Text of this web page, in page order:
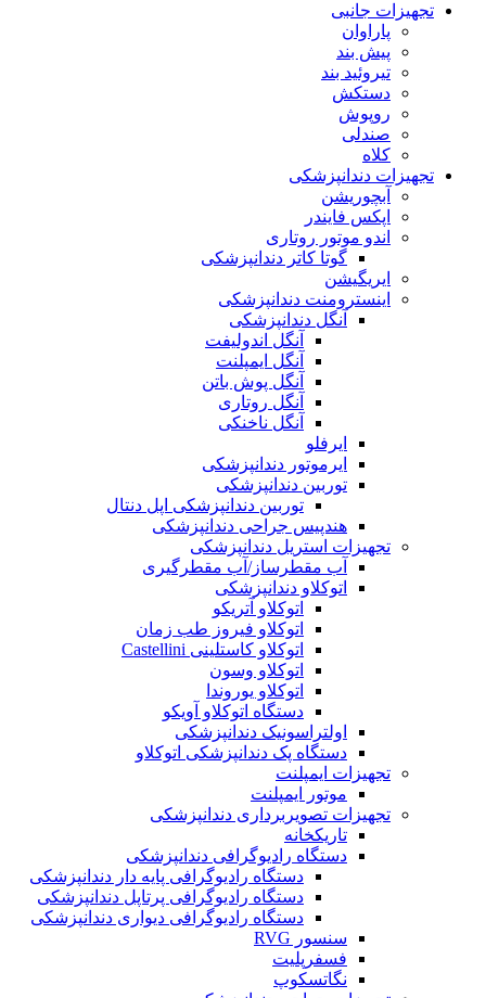
تجهیزات جانبی
پاراوان
پیش بند
تیروئید بند
دستکش
روپوش
صندلی
کلاه
تجهیزات دندانپزشکی
آبچوریشن
اپکس فایندر
اندو موتور روتاری
گوتا کاتر دندانپزشکی
ایریگیشن
اینسترومنت دندانپزشکی
آنگل دندانپزشکی
آنگل اندوليفت
آنگل ايمپلنت
آنگل پوش باتن
آنگل روتاری
آنگل ناخنکی
ایرفلو
ایرموتور دندانپزشکی
توربین دندانپزشکی
توربین دندانپزشکی اپل دنتال
هندپیس جراحی دندانپزشکی
تجهیزات استریل دندانپزشکی
آب مقطرساز/آب مقطرگیری
اتوکلاو دندانپزشکی
اتوکلاو آتریکو
اتوکلاو فیروز طب زمان
اتوکلاو کاستلینی Castellini
اتوکلاو وسون
اتوکلاو یوروندا
دستگاه اتوکلاو آویکو
اولتراسونیک دندانپزشکی
دستگاه پک دندانپزشکی اتوکلاو
تجهیزات ایمپلنت
موتور ایمپلنت
تجهیزات تصویربرداری دندانپزشکی
تاریکخانه
دستگاه‌ رادیوگرافی دندانپزشکی
دستگاه رادیوگرافی پایه دار دندانپزشکی
دستگاه رادیوگرافی پرتاپل دندانپزشکی
دستگاه رادیوگرافی دیواری دندانپزشکی
سنسور RVG
فسفرپلیت
نگاتسکوپ